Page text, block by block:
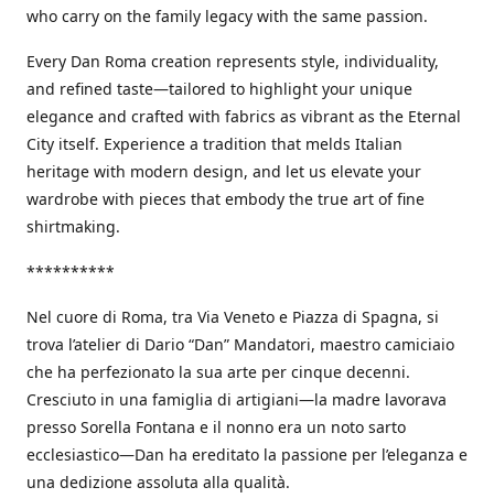
who carry on the family legacy with the same passion.
Every Dan Roma creation represents style, individuality,
and refined taste—tailored to highlight your unique
elegance and crafted with fabrics as vibrant as the Eternal
City itself. Experience a tradition that melds Italian
heritage with modern design, and let us elevate your
wardrobe with pieces that embody the true art of fine
shirtmaking.
**********
Nel cuore di Roma, tra Via Veneto e Piazza di Spagna, si
trova l’atelier di Dario “Dan” Mandatori, maestro camiciaio
che ha perfezionato la sua arte per cinque decenni.
Cresciuto in una famiglia di artigiani—la madre lavorava
presso Sorella Fontana e il nonno era un noto sarto
ecclesiastico—Dan ha ereditato la passione per l’eleganza e
una dedizione assoluta alla qualità.